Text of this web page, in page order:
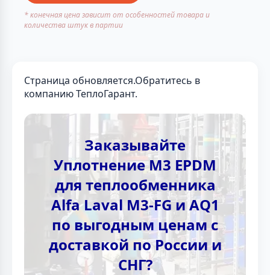
* конечная цена зависит от особенностей товара и
количества штук в партии
Страница обновляется.Обратитесь в
компанию ТеплоГарант.
Заказывайте
Уплотнение M3 EPDM
для теплообменника
Alfa Laval M3-FG и AQ1
по выгодным ценам с
доставкой по России и
СНГ?